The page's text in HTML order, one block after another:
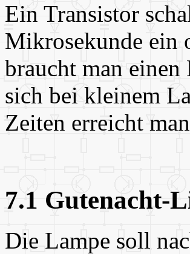
Ein Transistor
Mikrosekunde ein
braucht man einen
sich bei kleinem
Zeiten erreicht
7.1 Gutenacht-
Die Lampe soll